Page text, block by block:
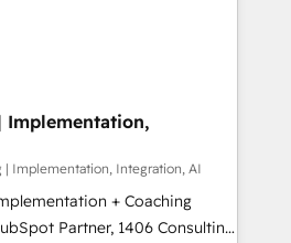
to online and offline sales
Service Management,
optimize processes and meet
Impresoft
and complementary
their offer into 4
Smart Manufacturing,
Technologies & Security.
by these integrations,
Implementation,
| Implementation, Integration, AI
+ Coaching